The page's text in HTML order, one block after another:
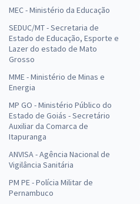
MEC - Ministério da Educação
SEDUC/MT - Secretaria de
Estado de Educação, Esporte e
Lazer do estado de Mato
Grosso
MME - Ministério de Minas e
Energia
MP GO - Ministério Público do
Estado de Goiás - Secretário
Auxiliar da Comarca de
Itapuranga
ANVISA - Agência Nacional de
Vigilância Sanitária
PM PE - Polícia Militar de
Pernambuco